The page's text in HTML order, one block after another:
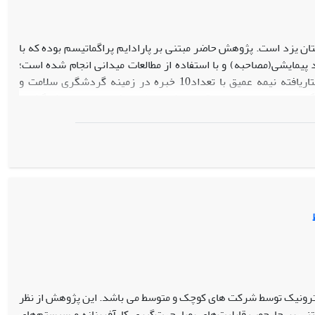
است. پژوهش حاضر مبتنی بر پارادایم پراگماتیسم بوده که با
و با استفاده از مطالعات میدانی انجام شده است؛
استراتژی پژوهش، فرافکنی بوده و جمع آوری دادها با استفاده از مصاحبه نیمه ساختاریافته نیمه عمیق با تعداد10 خبره در زمینه گردشگری سلامت و
حجم نمونه بر اساس قاعده اشباع نظری مشخص و پس از کدگذاری
توجه به عوامل زیر ساختی، عوامل فرهنگی و عوامل اقتصادی
تبلیغات، ترفیعات فروش، جوامع برند و روابط عمومی در قالب
متغیر منابع انسانی و تجهیزات و امکانات درمانی و خدمات در قالب
توسط شرکت های کوچک و متوسط می باشد. این پژوهش از نظر